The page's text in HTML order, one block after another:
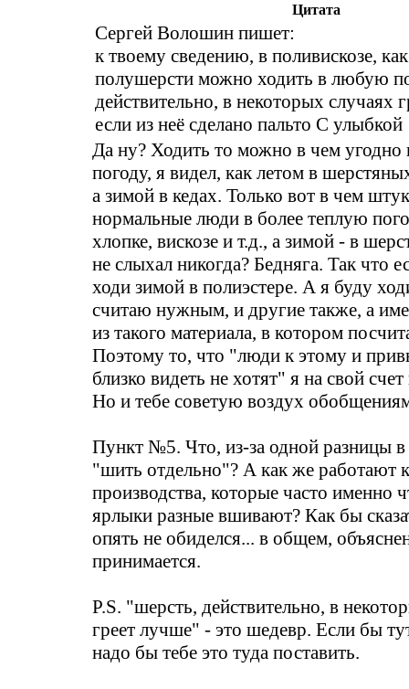
Цитата
Сергей Волошин пишет:
к твоему сведению, в поливискозе,
полушерсти можно ходить в любую
действительно, в некоторых случаях
если из неё сделано пальто С улыбкой
Да ну? Ходить то можно в чем
погоду, я видел, как летом в
а зимой в кедах. Только вот в чем
нормальные люди в более теплую
хлопке, вискозе и т.д., а зимой - в
не слыхал никогда? Бедняга. Так что
ходи зимой в полиэстере. А я буду
считаю нужным, и другие также, а
из такого материала, в котором
Поэтому то, что "люди к этому и
близко видеть не хотят" я на свой
Но и тебе советую воздух
Пункт №5. Что, из-за одной разницы в
"шить отдельно"? А как же работают
производства, которые часто именно
ярлыки разные вшивают? Как бы
опять не обиделся... в общем,
принимается.
P.S. "шерсть, действительно, в
греет лучше" - это шедевр. Если бы
надо бы тебе это туда поставить.